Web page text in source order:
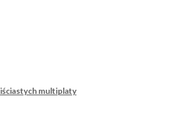
multiplaty